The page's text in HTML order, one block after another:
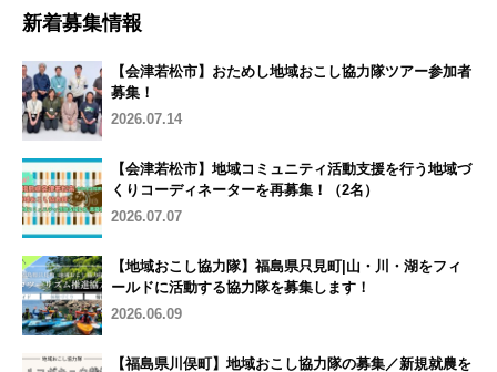
新着募集情報
【会津若松市】おためし地域おこし協力隊ツアー参加者
募集！
2026.07.14
【会津若松市】地域コミュニティ活動支援を行う地域づ
くりコーディネーターを再募集！（2名）
2026.07.07
【地域おこし協力隊】福島県只見町|山・川・湖をフィ
ールドに活動する協力隊を募集します！
2026.06.09
【福島県川俣町】地域おこし協力隊の募集／新規就農を